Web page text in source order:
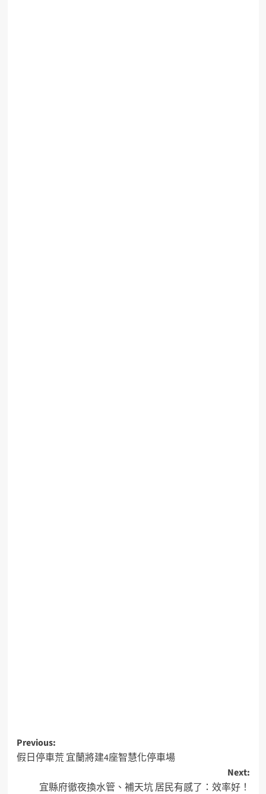
Previous:
假日停車荒 宜蘭將建4座智慧化停車場
Next:
宜縣府徹夜換水管、補天坑 居民有感了：效率好！